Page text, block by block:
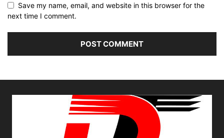
Save my name, email, and website in this browser for the
next time I comment.